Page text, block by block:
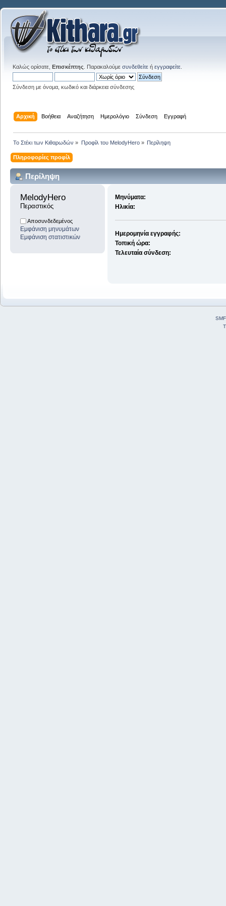
Καλώς ορίσατε, Επισκέπτης . Παρακαλούμε συνδεθείτε ή εγγραφείτε
Σύνδεση με όνομα, κωδικό και διάρκεια σύνδεσης
Αρχική Βοήθεια Αναζήτηση Ημερολόγιο Σύνδεση Εγγραφή
Το Στέκι των Κιθαρωδών » Προφίλ του MelodyHero» Περίληψη
Πληροφορίες προφίλ
Περίληψη
MelodyHero
Περαστικός
Αποσυνδεδεμένος
Εμφάνιση μηνυμάτων
Εμφάνιση στατιστικών
Μηνύματα:
Ηλικία:
Ημερομηνία εγγραφής:
Τοπική ώρα:
Τελευταία σύνδεση: